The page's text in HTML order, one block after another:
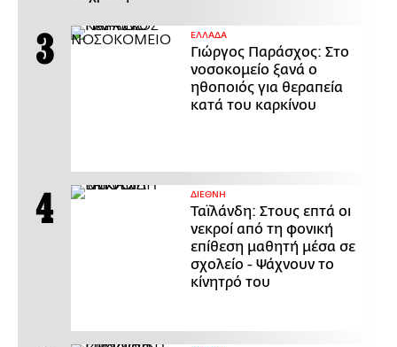
ΕΛΛΑΔΑ
Γιώργος Παράσχος: Στο
νοσοκομείο ξανά ο
ηθοποιός για θεραπεία
κατά του καρκίνου
ΔΙΕΘΝΗ
Ταϊλάνδη: Στους επτά οι
νεκροί από τη φονική
επίθεση μαθητή μέσα σε
σχολείο - Ψάχνουν το
κίνητρό του